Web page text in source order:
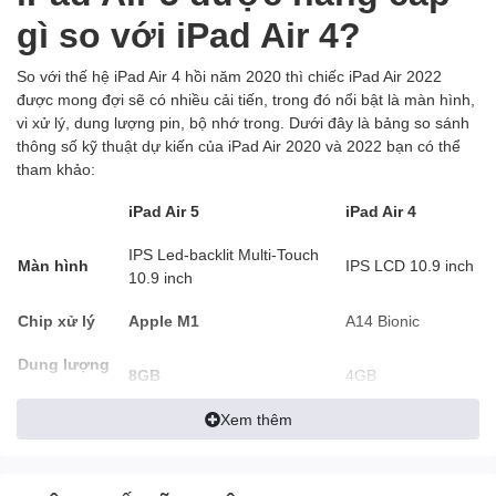
gì so với iPad Air 4?
So với thế hệ iPad Air 4 hồi năm 2020 thì chiếc iPad Air 2022
được mong đợi sẽ có nhiều cải tiến, trong đó nổi bật là màn hình,
vi xử lý, dung lượng pin, bộ nhớ trong. Dưới đây là bảng so sánh
thông số kỹ thuật dự kiến của iPad Air 2020 và 2022 bạn có thể
tham khảo:
iPad Air 5 iPad Air 4
Màn hình
IPS Led-backlit Multi-Touch
10.9 inch
IPS LCD 10.9 inch
Chip xử lý Apple M1 A14 Bionic
Dung lượng
8GB 4GB
Bộ nhớ trong 64GB (bản tiêu chuẩn)
Xem thêm